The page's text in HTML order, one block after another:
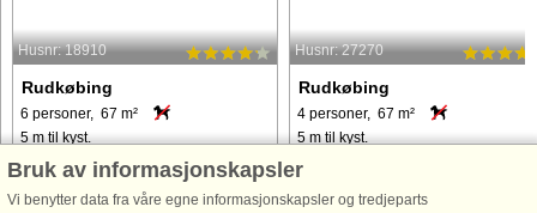
Husnr: 18910
Rudkøbing
6 personer, 67 m²
5 m til kyst.
Dette charmerende feriehus byder på
en uovertruffen beliggenhed lige ved
Husnr: 27270
Rudkøbing
4 personer, 67 m²
5 m til kyst.
Dette charmerende rækkehus
et unikt ophold direkte på
Bruk av informasjonskapsler
Vi benytter data fra våre egne informasjonskapsler og tredjeparts